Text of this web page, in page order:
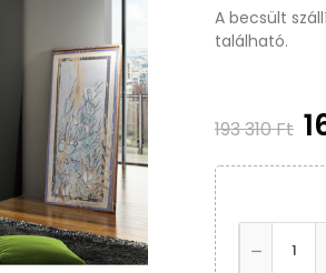
A becsült
található.
193 310 Ft